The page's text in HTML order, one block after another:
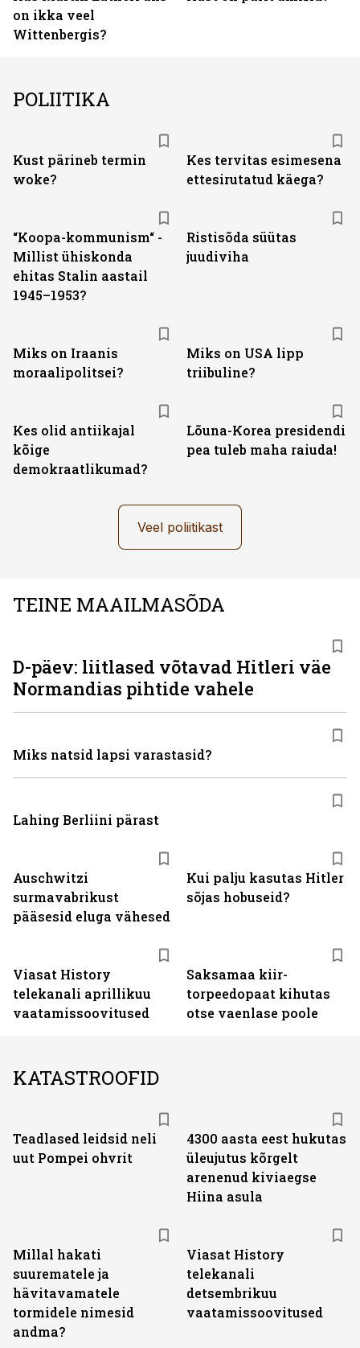
on ikka veel
Wittenbergis?
POLIITIKA
Kust pärineb termin
woke?
Kes tervitas esimesena
ettesirutatud käega?
“Koopa-kommunism“ -
Millist ühiskonda
ehitas Stalin aastail
1945–1953?
Ristisõda süütas
juudiviha
Miks on Iraanis
moraalipolitsei?
Miks on USA lipp
triibuline?
Kes olid antiikajal
kõige
demokraatlikumad?
Lõuna-Korea presidendi
pea tuleb maha raiuda!
Veel poliitikast
TEINE MAAILMASÕDA
Auschwitzi
surmavabrikust
pääsesid eluga vähesed
Kui palju kasutas Hitler
sõjas hobuseid?
Viasat History
telekanali aprillikuu
vaatamissoovitused
Saksamaa kiir-
torpeedo­paat kihutas
otse vaenlase poole
D-päev: liitlased võtavad Hitleri väe
Normandias pihtide vahele
Miks natsid lapsi varastasid?
Lahing Berliini pärast
KATASTROOFID
Teadlased leidsid neli
uut Pompei ohvrit
4300 aasta eest hukutas
üleujutus kõrgelt
arenenud kiviaegse
Hiina asula
Millal hakati
suurematele ja
hävitavamatele
tormidele nimesid
andma?
Viasat History
telekanali
detsembrikuu
vaatamissoovitused